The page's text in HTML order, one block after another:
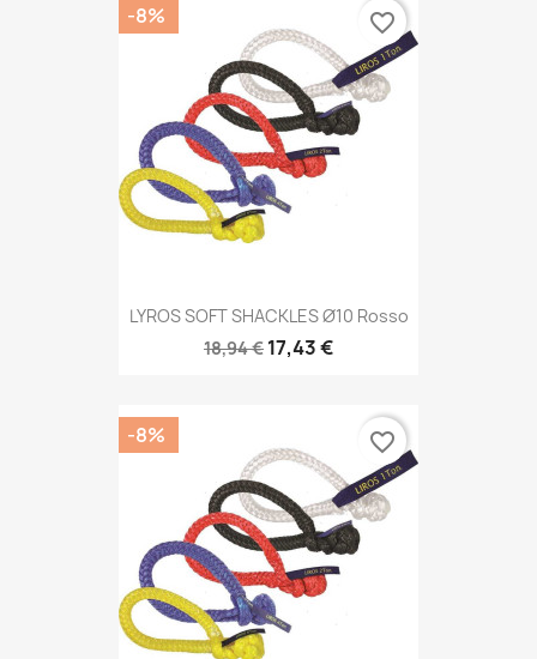
LYROS SOFT SHACKLES Ø10 Rosso
18,94 € 17,43 €
-8% favorite_border
-8% favorite_border